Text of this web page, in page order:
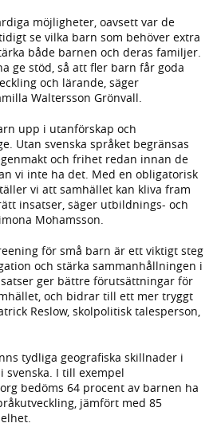
möjligheter, oavsett var de
se vilka barn som behöver extra
både barnen och deras familjer.
ge stöd, så att fler barn får goda
och lärande, säger
Waltersson Grönvall.
upp i utanförskap och
Utan svenska språket begränsas
och frihet redan innan de
vi inte ha det. Med en obligatorisk
vi att samhället kan kliva fram
insatser, säger utbildnings- och
Mohamsson.
för små barn är ett viktigt steg
och stärka sammanhållningen i
ger bättre förutsättningar för
och bidrar till ett mer tryggt
Reslow, skolpolitisk talesperson,
tydliga geografiska skillnader i
svenska. I till exempel
bedöms 64 procent av barnen ha
jämfört med 85